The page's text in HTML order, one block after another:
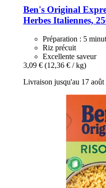
Ben's Original
Herbes Italiennes,
Préparation : 5
Riz précuit
Excellente saveur
3,09 € (12,36 € / kg)
Livraison jusqu'au 17 août